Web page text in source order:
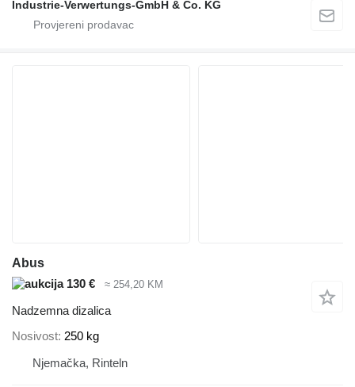
Industrie-Verwertungs-GmbH & Co. KG
Abus
130 €
≈ 254,20 KM
Nadzemna dizalica
Nosivost 250 kg
Njemačka, Rinteln